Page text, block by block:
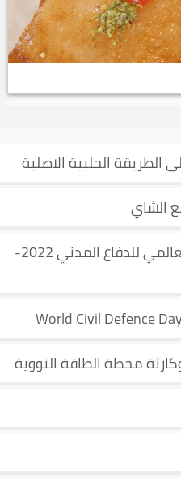
الحلبية الاصلية
الشاي
بدقة عالية PDF شعار اليوم العالمي للدفاع المدني 2022-
محطة الطاقة النووية